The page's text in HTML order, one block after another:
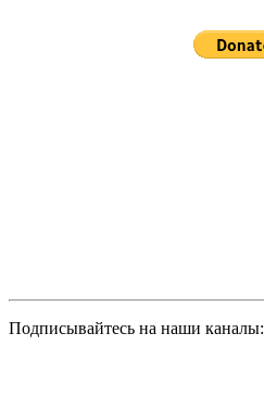
Подписывайтесь на наши каналы: